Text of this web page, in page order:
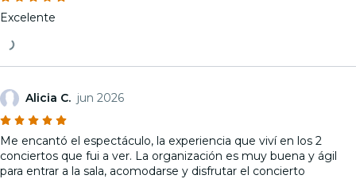
Excelente
Alicia C. jun 2026
Me encantó el espectáculo, la experiencia que viví en los 2
conciertos que fui a ver. La organización es muy buena y ágil
para entrar a la sala, acomodarse y disfrutar el concierto